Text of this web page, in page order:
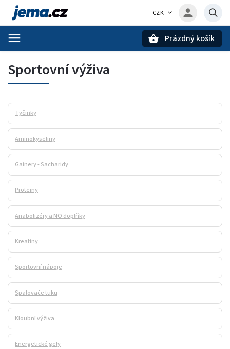
CZK
Prázdný košík
Sportovní výživa
Tyčinky
Aminokyseliny
Gainery - Sacharidy
Proteiny
Anabolizéry a NO doplňky
Kreatiny
Sportovní nápoje
Spalovače tuku
Kloubní výživa
Energetické gely